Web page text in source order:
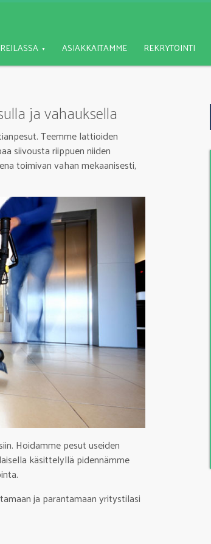
ASIAKKAITAMME REKRYTOINTI
ja vahauksella
Teemme lattioiden
siivousta riippuen niiden
toimivan vahan mekaanisesti,
Hoidamme pesut useiden
käsittelyllä pidennämme
ja parantamaan yritystilasi